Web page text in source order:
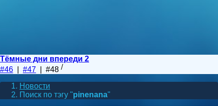
Тёмные дни впереди 2
#46
#47 | #48
Новости
Поиск по тэгу "pinenana"